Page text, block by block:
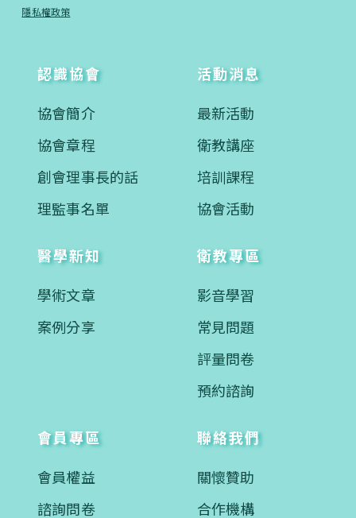
隱私權政策
認識協會
協會簡介
協會章程
創會理事長的話
理監事名單
活動消息
最新活動
衛教講座
培訓課程
協會活動
醫學新知
學術文章
案例分享
衛教專區
影音學習
常見問題
評量問卷
預約諮詢
會員專區
會員權益
諮詢問卷
聯絡我們
關懷贊助
合作機構